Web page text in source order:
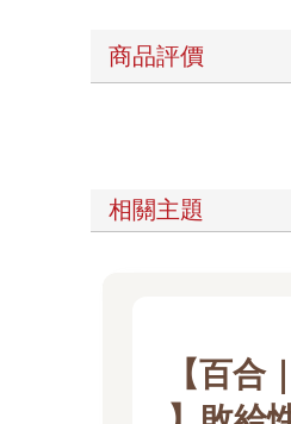
他們倆就在眾目睽睽
「寧先生，這是工
「你酒量這麼差，扛
「如果你只是想告
是。」
商品評價
相關主題
【百合